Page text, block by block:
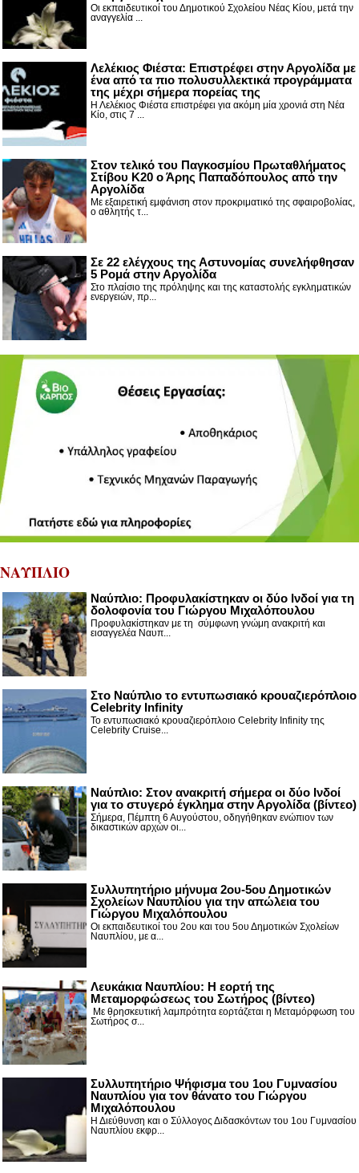
Οι εκπαιδευτικοί του Δημοτικού Σχολείου Νέας Κίου, μετά την
αναγγελία ...
Λελέκιος Φιέστα: Επιστρέφει στην Αργολίδα με
ένα από τα πιο πολυσυλλεκτικά προγράμματα
της μέχρι σήμερα πορείας της
Η Λελέκιος Φιέστα επιστρέφει για ακόμη μία χρονιά στη Νέα
Κίο, στις 7 ...
Στον τελικό του Παγκοσμίου Πρωταθλήματος
Στίβου Κ20 ο Άρης Παπαδόπουλος από την
Αργολίδα
Με εξαιρετική εμφάνιση στον προκριματικό της σφαιροβολίας,
ο αθλητής τ...
Σε 22 ελέγχους της Αστυνομίας συνελήφθησαν
5 Ρομά στην Αργολίδα
Στο πλαίσιο της πρόληψης και της καταστολής εγκληματικών
ενεργειών, πρ...
ΝΑΥΠΛΙΟ
Ναύπλιο: Προφυλακίστηκαν οι δύο Ινδοί για τη
δολοφονία του Γιώργου Μιχαλόπουλου
Προφυλακίστηκαν με τη σύμφωνη γνώμη ανακριτή και
εισαγγελέα Ναυπ...
Στο Ναύπλιο το εντυπωσιακό κρουαζιερόπλοιο
Celebrity Infinity
Το εντυπωσιακό κρουαζιερόπλοιο Celebrity Infinity της
Celebrity Cruise...
Nαύπλιο: Στον ανακριτή σήμερα οι δύο Ινδοί
για το στυγερό έγκλημα στην Αργολίδα (βίντεο)
Σήμερα, Πέμπτη 6 Αυγούστου, οδηγήθηκαν ενώπιον των
δικαστικών αρχών οι...
Συλλυπητήριο μήνυμα 2ου-5ου Δημοτικών
Σχολείων Ναυπλίου για την απώλεια του
Γιώργου Μιχαλόπουλου
Οι εκπαιδευτικοί του 2ου και του 5ου Δημοτικών Σχολείων
Ναυπλίου, με α...
Λευκάκια Ναυπλίου: Η εορτή της
Μεταμορφώσεως του Σωτήρος (βίντεο)
Με θρησκευτική λαμπρότητα εορτάζεται η Μεταμόρφωση του
Σωτήρος σ...
Συλλυπητήριο Ψήφισμα του 1ου Γυμνασίου
Ναυπλίου για τον θάνατο του Γιώργου
Μιχαλόπουλου
Η Διεύθυνση και ο Σύλλογος Διδασκόντων του 1ου Γυμνασίου
Ναυπλίου εκφρ...